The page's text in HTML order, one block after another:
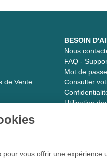
de Vente
BESOIN
Nous
FAQ -
Mot de
Consulter
Utilisation
- 2026
pour vous offrir une expérience